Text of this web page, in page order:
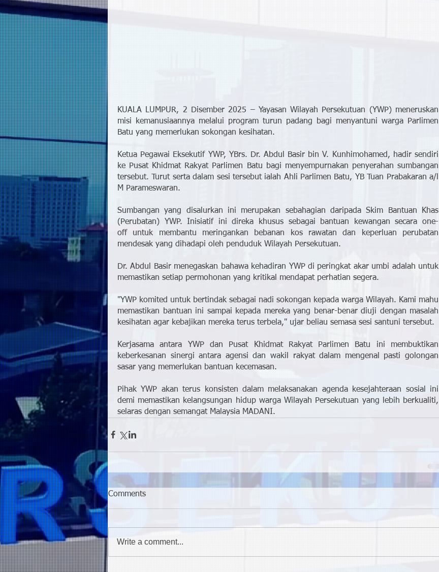
KUALA LUMPUR, 2 Disember 2025 – Yayasan Wilayah Persekutuan (YWP) meneruskan
misi kemanusiaannya melalui program turun padang bagi menyantuni warga Parlimen
Batu yang memerlukan sokongan kesihatan.
Ketua Pegawai Eksekutif YWP, YBrs. Dr. Abdul Basir bin V. Kunhimohamed, hadir sendiri
ke Pusat Khidmat Rakyat Parlimen Batu bagi menyempurnakan penyerahan sumbangan
tersebut. Turut serta dalam sesi tersebut ialah Ahli Parlimen Batu, YB Tuan Prabakaran a/l
M Parameswaran.
Sumbangan yang disalurkan ini merupakan sebahagian daripada Skim Bantuan Khas
(Perubatan) YWP. Inisiatif ini direka khusus sebagai bantuan kewangan secara one-
off untuk membantu meringankan bebanan kos rawatan dan keperluan perubatan
mendesak yang dihadapi oleh penduduk Wilayah Persekutuan.
Dr. Abdul Basir menegaskan bahawa kehadiran YWP di peringkat akar umbi adalah untuk
memastikan setiap permohonan yang kritikal mendapat perhatian segera.
"YWP komited untuk bertindak sebagai nadi sokongan kepada warga Wilayah. Kami mahu
memastikan bantuan ini sampai kepada mereka yang benar-benar diuji dengan masalah
kesihatan agar kebajikan mereka terus terbela," ujar beliau semasa sesi santuni tersebut.
Kerjasama antara YWP dan Pusat Khidmat Rakyat Parlimen Batu ini membuktikan
keberkesanan sinergi antara agensi dan wakil rakyat dalam mengenal pasti golongan
sasar yang memerlukan bantuan kecemasan.
Pihak YWP akan terus konsisten dalam melaksanakan agenda kesejahteraan sosial ini
demi memastikan kelangsungan hidup warga Wilayah Persekutuan yang lebih berkualiti,
selaras dengan semangat Malaysia MADANI.
Comments
Write a comment...